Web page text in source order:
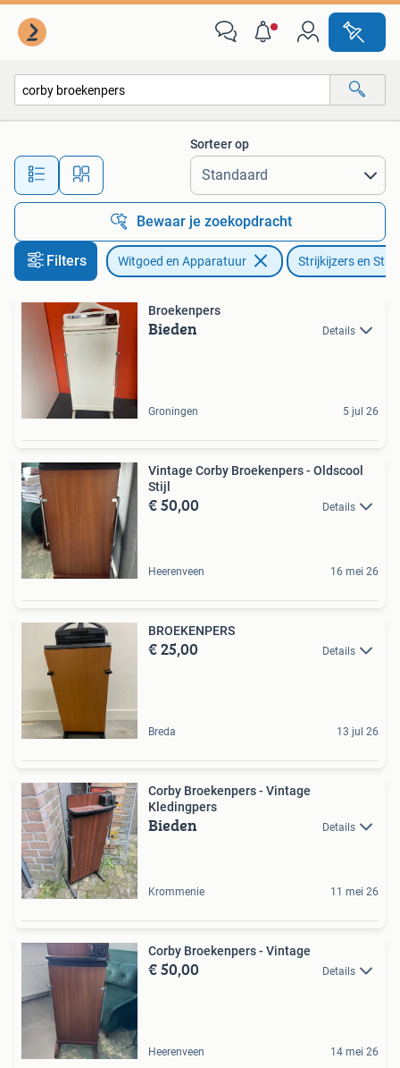
Alle afstanden…
Sorteer op
Bewaar je zoekopdracht
Filters Witgoed en Apparatuur Strijkijzers en
Broekenpers
Bieden Details
Groningen 5 jul 26
Vintage Corby Broekenpers - Oldscool
Stijl
€ 50,00 Details
Heerenveen 16 mei 26
BROEKENPERS
€ 25,00 Details
Breda 13 jul 26
Corby Broekenpers - Vintage
Kledingpers
Bieden Details
Krommenie 11 mei 26
Corby Broekenpers - Vintage
€ 50,00 Details
Heerenveen 14 mei 26